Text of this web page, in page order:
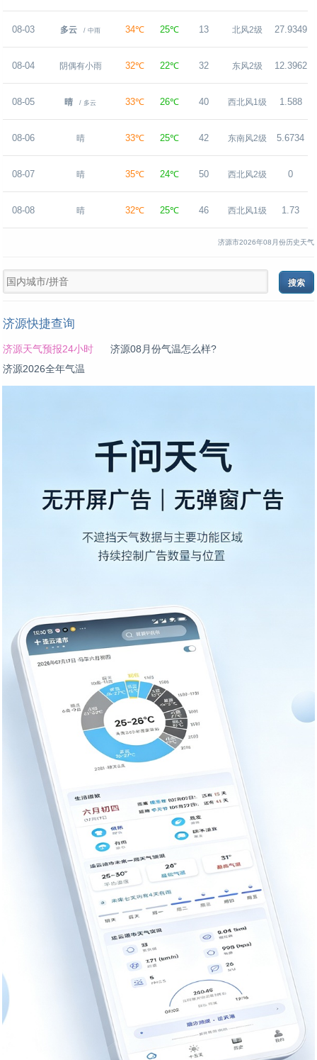
08-03 多云 / 中雨 34℃ 25℃ 13 北风2级 27.9349
08-04 阴偶有小雨 32℃ 22℃ 32 东风2级 12.3962
08-05 晴 / 多云 33℃ 26℃ 40 西北风1级 1.588
08-06 晴 33℃ 25℃ 42 东南风2级 5.6734
08-07 晴 35℃ 24℃ 50 西北风2级 0
08-08 晴 32℃ 25℃ 46 西北风1级 1.73
济源市2026年08月份历史天气
济源快捷查询
济源天气预报24小时
济源08月份气温怎么样?
济源2026全年气温